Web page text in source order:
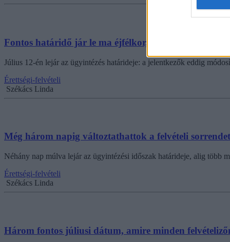
Fontos határidő jár le ma éjfélkor, minden felvételizőt
Július 12-én lejár az ügyintézés határideje: a jelentkezők eddig
Érettségi-felvételi
Székács Linda
Még három napig változtathattok a felvételi
Néhány nap múlva lejár az ügyintézési időszak határideje, alig több
Érettségi-felvételi
Székács Linda
Három fontos júliusi dátum, amire minden